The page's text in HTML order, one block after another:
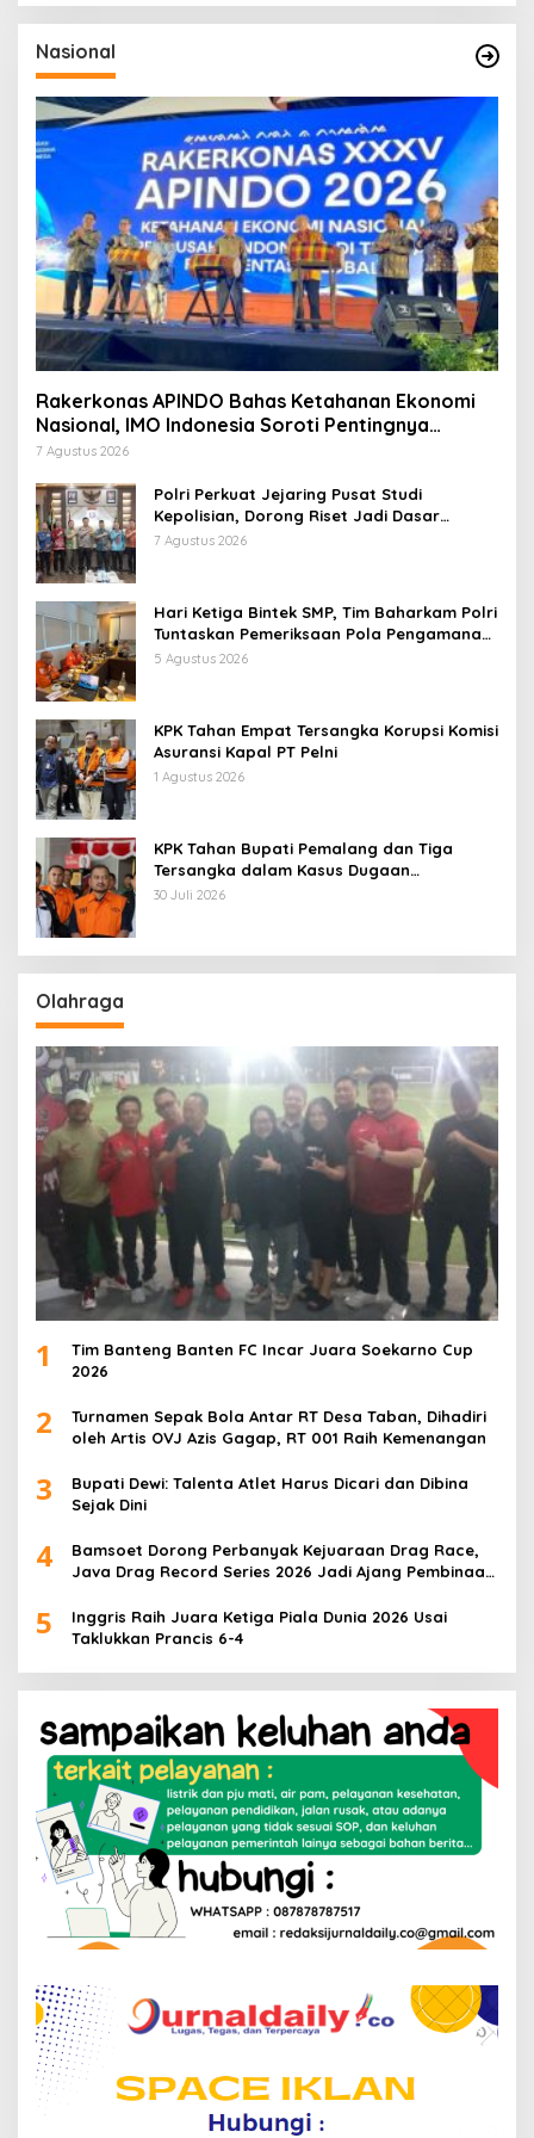
Nasional
Rakerkonas APINDO Bahas Ketahanan Ekonomi
Nasional, IMO Indonesia Soroti Pentingnya
Kolaborasi Lintas Sektor
7 Agustus 2026
Polri Perkuat Jejaring Pusat Studi
Kepolisian, Dorong Riset Jadi Dasar
Kebijakan dan Inovasi
7 Agustus 2026
Hari Ketiga Bintek SMP, Tim Baharkam Polri
Tuntaskan Pemeriksaan Pola Pengamanan
Pertamina Patra Niaga Jabar
5 Agustus 2026
KPK Tahan Empat Tersangka Korupsi Komisi
Asuransi Kapal PT Pelni
1 Agustus 2026
KPK Tahan Bupati Pemalang dan Tiga
Tersangka dalam Kasus Dugaan
Pemerasan
30 Juli 2026
Olahraga
1
Tim Banteng Banten FC Incar Juara Soekarno Cup
2026
2
Turnamen Sepak Bola Antar RT Desa Taban, Dihadiri
oleh Artis OVJ Azis Gagap, RT 001 Raih Kemenangan
3
Bupati Dewi: Talenta Atlet Harus Dicari dan Dibina
Sejak Dini
4
Bamsoet Dorong Perbanyak Kejuaraan Drag Race,
Java Drag Record Series 2026 Jadi Ajang Pembinaan
5
Inggris Raih Juara Ketiga Piala Dunia 2026 Usai
Taklukkan Prancis 6-4